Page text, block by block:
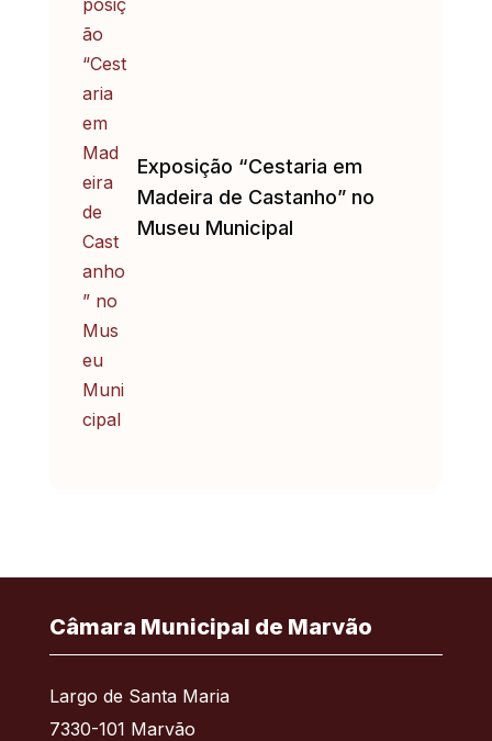
Exposição “Cestaria em
Madeira de Castanho” no
Museu Municipal
Câmara Municipal de Marvão
Largo de Santa Maria
7330-101 Marvão